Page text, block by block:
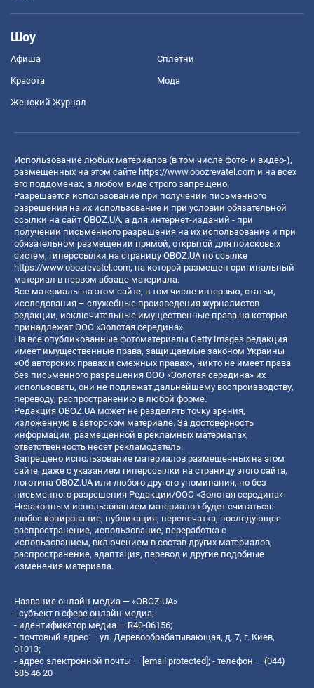
Шоу
Афиша Сплетни
Красота Мода
Женский Журнал
Использование любых материалов (в том числе фото- и видео-),
размещенных на этом сайте https://www.obozrevatel.com и на всех
его поддоменах, в любом виде строго запрещено.
Разрешается использование при получении письменного
разрешения на их использование и при условии обязательной
ссылки на сайт OBOZ.UA, а для интернет-изданий - при
получении письменного разрешения на их использование и при
обязательном размещении прямой, открытой для поисковых
систем, гиперссылки на страницу OBOZ.UA по ссылке
https://www.obozrevatel.com, на которой размещен оригинальный
материал в первом абзаце материала.
Все материалы на этом сайте, в том числе интервью, статьи,
исследования – служебные произведения журналистов
редакции, исключительные имущественные права на которые
принадлежат ООО «Золотая середина».
На все опубликованные фотоматериалы Getty Images редакция
имеет имущественные права, защищаемые законом Украины
«Об авторских правах и смежных правах», никто не имеет права
без письменного разрешения ООО «Золотая середина» их
использовать, они не подлежат дальнейшему воспроизводству,
переводу, распространению в любой форме.
Редакция OBOZ.UA может не разделять точку зрения,
изложенную в авторском материале. За достоверность
информации, размещенной в рекламных материалах,
ответственность несет рекламодатель.
Запрещено использование материалов размещенных на этом
сайте, даже с указанием гиперссылки на страницу этого сайта,
логотипа OBOZ.UA или любого другого упоминания, но без
письменного разрешения Редакции/ООО «Золотая середина»
Незаконным использованием материалов будет считаться:
любое копирование, публикация, перепечатка, последующее
распространение, использование, переработка с
использованием, включением в состав других материалов,
распространение, адаптация, перевод и другие подобные
изменения материала.
Название онлайн медиа — «OBOZ.UA»
- субъект в сфере онлайн медиа;
- идентификатор медиа — R40-06156;
- почтовый адрес — ул. Деревообрабатывающая, д. 7, г. Киев,
01013;
- адрес электронной почты — [email protected]; - телефон — (044)
585 46 20